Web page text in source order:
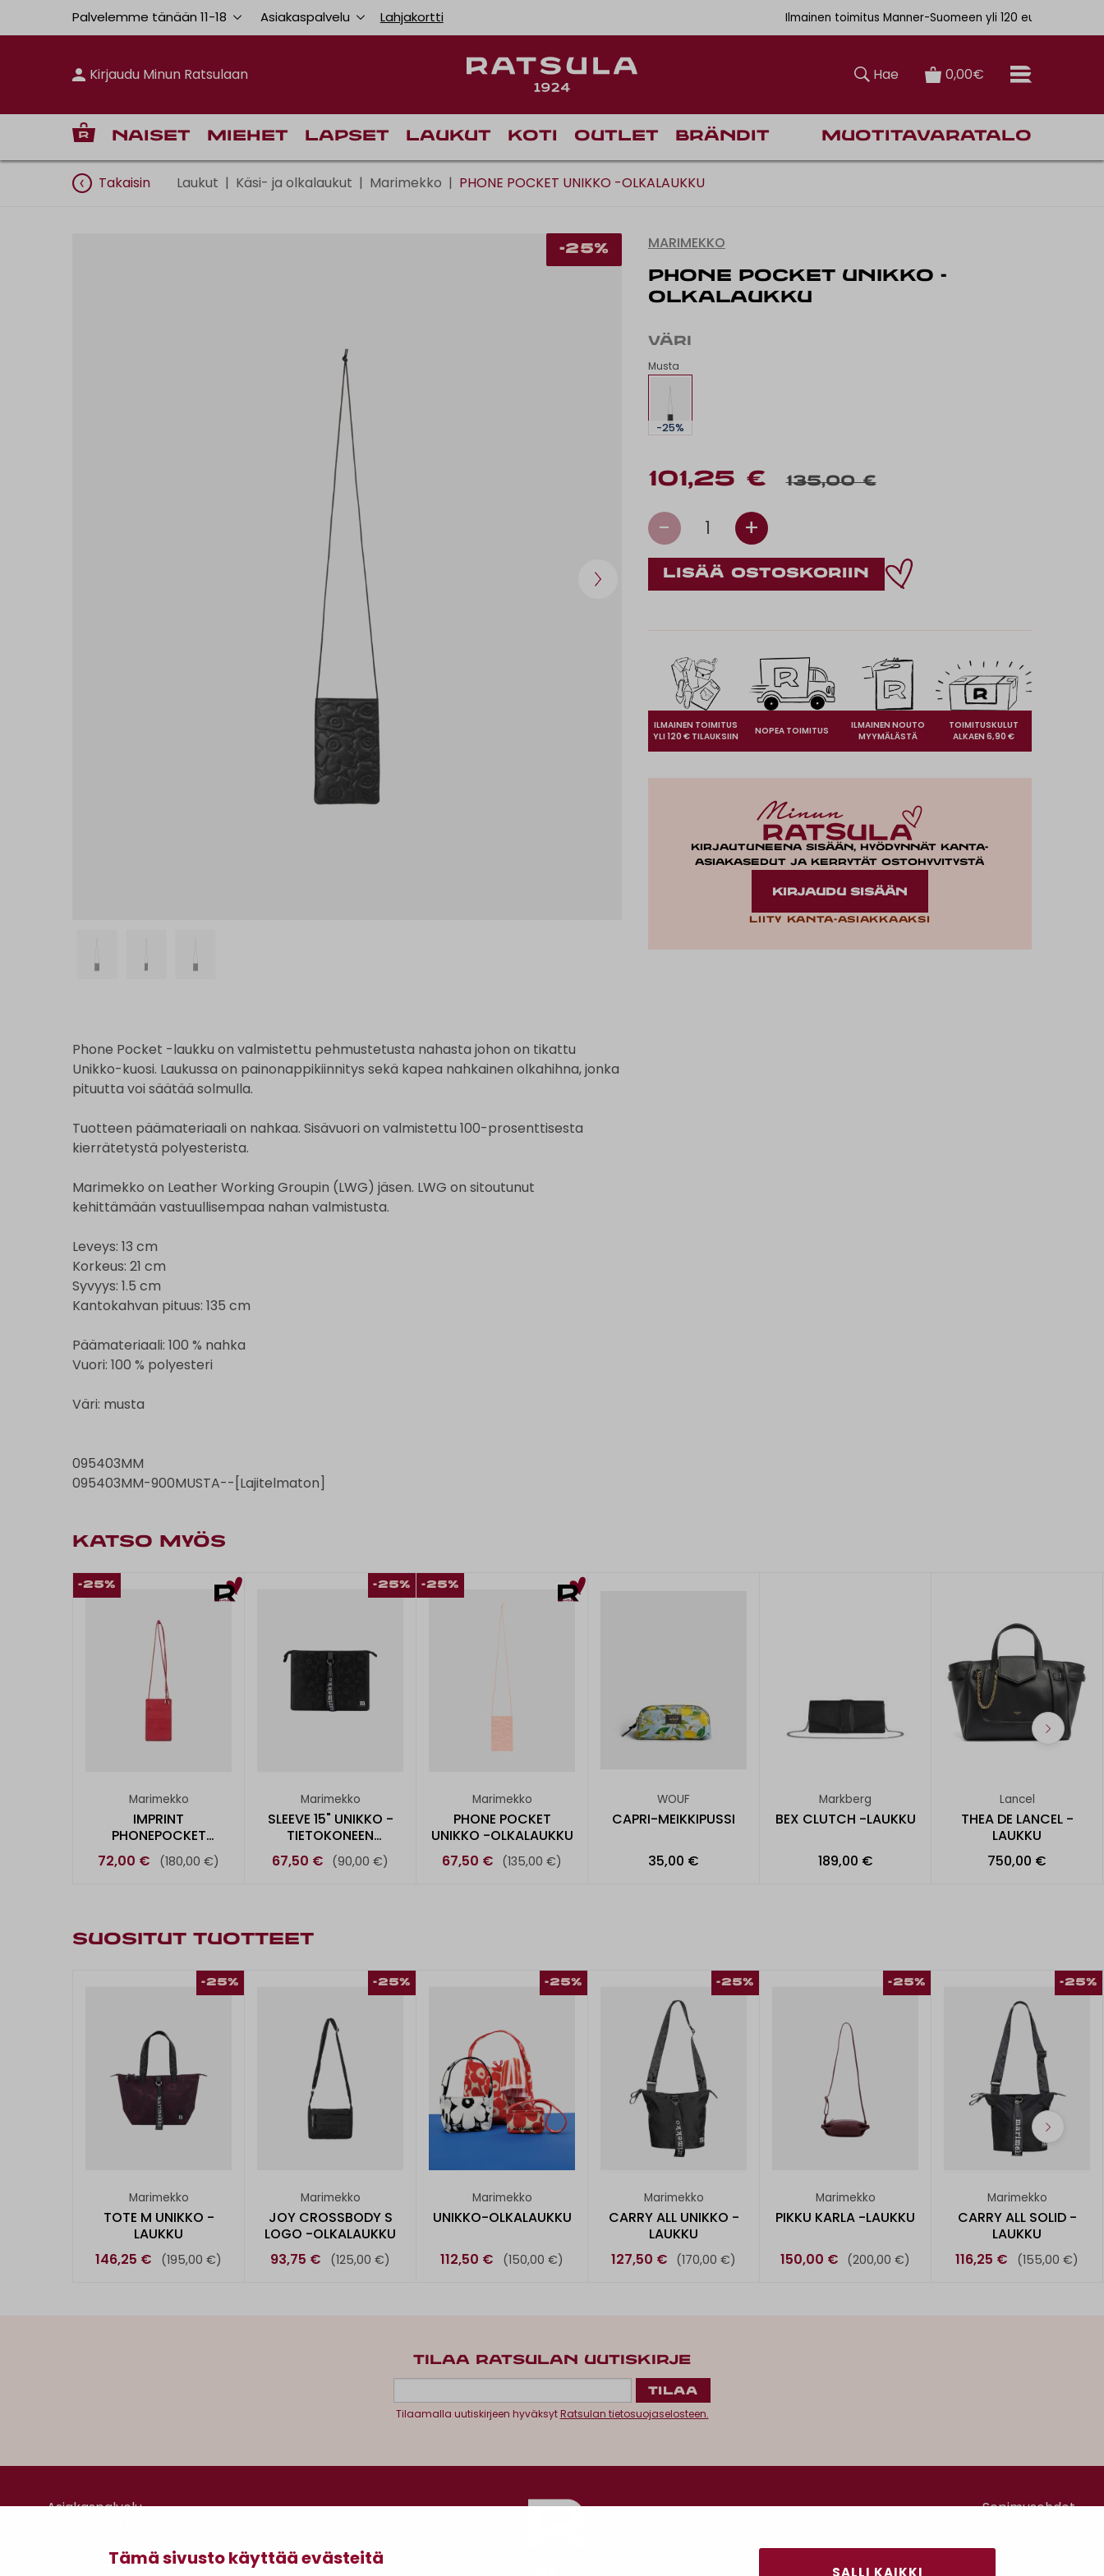
Tämä sivusto käyttää evästeitä
SALLI KAIKKI
Palvelemme tänään 11-18 Asiakaspalvelu Lahjakortti Ilmainen toimitus Manner-Suomeen yli 120 euron tilauksiin
Kirjaudu Minun Ratsulaan Hae 0,00€
Naiset Miehet Lapset Laukut Koti Outlet Brändit Muotitavaratalo
Takaisin Laukut | Käsi- ja olkalaukut | Marimekko | PHONE POCKET UNIKKO -OLKALAUKKU
-25%
Phone Pocket -laukku on valmistettu pehmustetusta nahasta johon on tikattu
Unikko-kuosi. Laukussa on painonappikiinnitys sekä kapea nahkainen olkahihna, jonka
pituutta voi säätää solmulla.
Tuotteen päämateriaali on nahkaa. Sisävuori on valmistettu 100-prosenttisesta
kierrätetystä polyesterista.
Marimekko on Leather Working Groupin (LWG) jäsen. LWG on sitoutunut
kehittämään vastuullisempaa nahan valmistusta.
Leveys: 13 cm
Korkeus: 21 cm
Syvyys: 1.5 cm
Kantokahvan pituus: 135 cm
Päämateriaali: 100 % nahka
Vuori: 100 % polyesteri
Väri: musta
095403MM
095403MM-900MUSTA--[Lajitelmaton]
MARIMEKKO
PHONE POCKET UNIKKO -
OLKALAUKKU
VÄRI
Musta
-25%
101,25 € 135,00 €
- 1 +
ILMAINEN TOIMITUS
YLI 120 € TILAUKSIIN
NOPEA TOIMITUS
ILMAINEN NOUTO
MYYMÄLÄSTÄ
TOIMITUSKULUT
ALKAEN 6,90 €
Kirjautuneena sisään, hyödynnät kanta-
asiakasedut ja kerrytät ostohyvitystä
KIRJAUDU SISÄÄN
Liity kanta-asiakkaaksi
KATSO MYÖS
-25%
Marimekko
IMPRINT
PHONEPOCKET
TIILISKIVI -
OLKALAUKKU
72,00 € (180,00 €)
-25%
Marimekko
SLEEVE 15" UNIKKO -
TIETOKONEEN
SUOJATASK
67,50 € (90,00 €)
-25%
Marimekko
PHONE POCKET
UNIKKO -OLKALAUKKU
67,50 € (135,00 €)
WOUF
CAPRI-MEIKKIPUSSI
35,00 €
Markberg
BEX CLUTCH -LAUKKU
189,00 €
Lancel
THEA DE LANCEL -
LAUKKU
750,00 €
SUOSITUT TUOTTEET
-25%
Marimekko
TOTE M UNIKKO -
LAUKKU
146,25 €
(195,00 €)
-25%
Marimekko
JOY CROSSBODY S
LOGO -OLKALAUKKU
93,75 €
(125,00 €)
-25%
Marimekko
UNIKKO-OLKALAUKKU
112,50 € (150,00 €)
-25%
Marimekko
CARRY ALL UNIKKO -
LAUKKU
127,50 € (170,00 €)
-25%
Marimekko
PIKKU KARLA -LAUKKU
150,00 € (200,00 €)
-25%
Marimekko
CARRY ALL SOLID -
LAUKKU
116,25 €
(155,00 €)
TILAA RATSULAN UUTISKIRJE
Tilaamalla uutiskirjeen hyväksytRatsulan tietosuojaselosteen.
Asiakaspalvelu
Gomee Ratsula Café
Sopimusehdot